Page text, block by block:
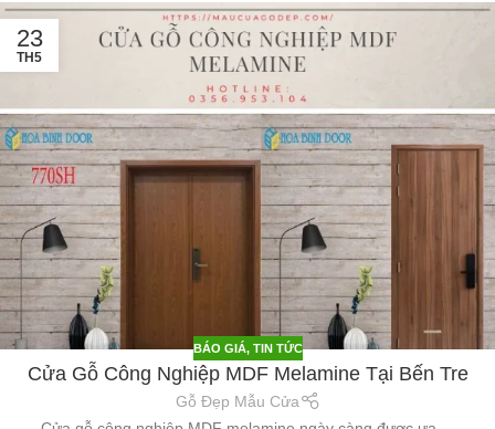
23
TH5
BÁO GIÁ, TIN TỨC
Cửa Gỗ Công Nghiệp MDF Melamine Tại Bến Tre
Gỗ Đẹp Mẫu Cửa